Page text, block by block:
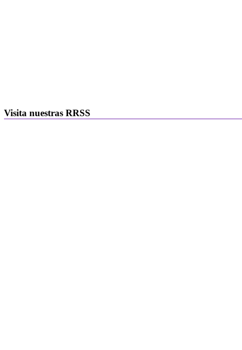
Visita nuestras RRSS